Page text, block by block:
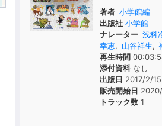
著者 小学館編
出版社 小学館
ナレーター 浅科
幸恵, 山谷祥生,
再生時間
添付資料なし
出版日 2017/2/15
販売開始日
トラック数 1